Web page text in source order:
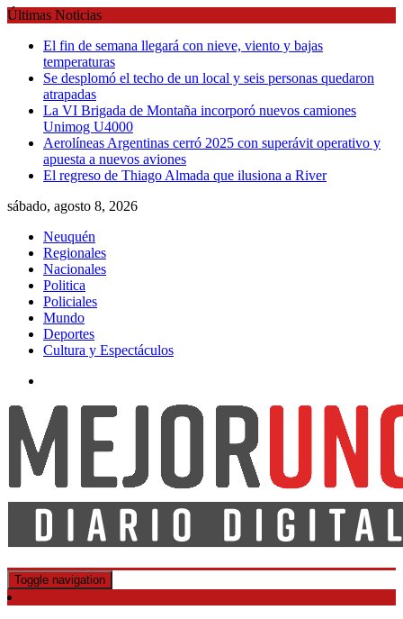
Skip
content
Últimas Noticias
El fin de semana llegará con nieve, viento y bajas
temperaturas
Se desplomó el techo de un local y seis personas quedaron
atrapadas
La VI Brigada de Montaña incorporó nuevos camiones
Unimog U4000
Aerolíneas Argentinas cerró 2025 con superávit operativo y
apuesta a nuevos aviones
El regreso de Thiago Almada que ilusiona a River
sábado, agosto 8, 2026
Neuquén
Regionales
Nacionales
Politica
Policiales
Mundo
Deportes
Cultura y Espectáculos
MEJOR UNO
DIARIO DIGITAL
Toggle navigation